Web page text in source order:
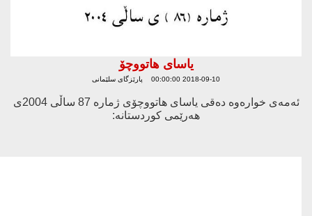
یاسای هاتووچۆ
2018-09-10 00:00:00 پارێزگای سلێمانی
ئەمەی خوارەوە دەقی یاسای هاتووچۆی ژمارە 87 ساڵی 2004ی
هەرێمی كوردستانە: